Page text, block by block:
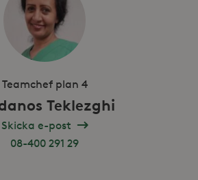
Teamchef plan 4
Teklezghi
Skicka e-post
08-400 291 29